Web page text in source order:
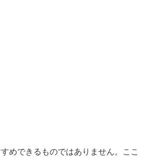
めできるものではありません。ここ